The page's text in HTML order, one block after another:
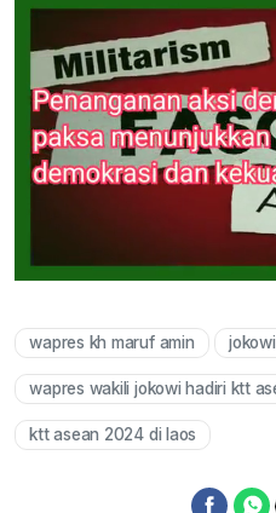
wapres kh maruf amin
wapres wakili jokowi hadiri ktt
ktt asean 2024 di laos